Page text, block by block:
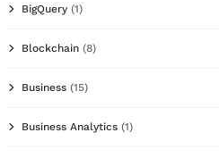
BigQuery (1)
Blockchain (8)
Business (15)
Business Analytics (1)